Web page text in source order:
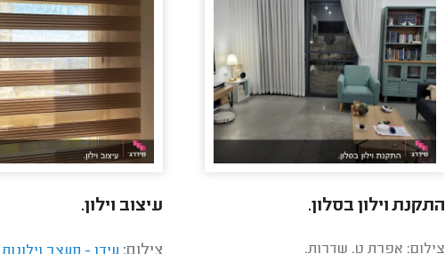
התקנת וילון בסלון.
צילום: אפרת ט. שדרות.
עיצוב וילון.